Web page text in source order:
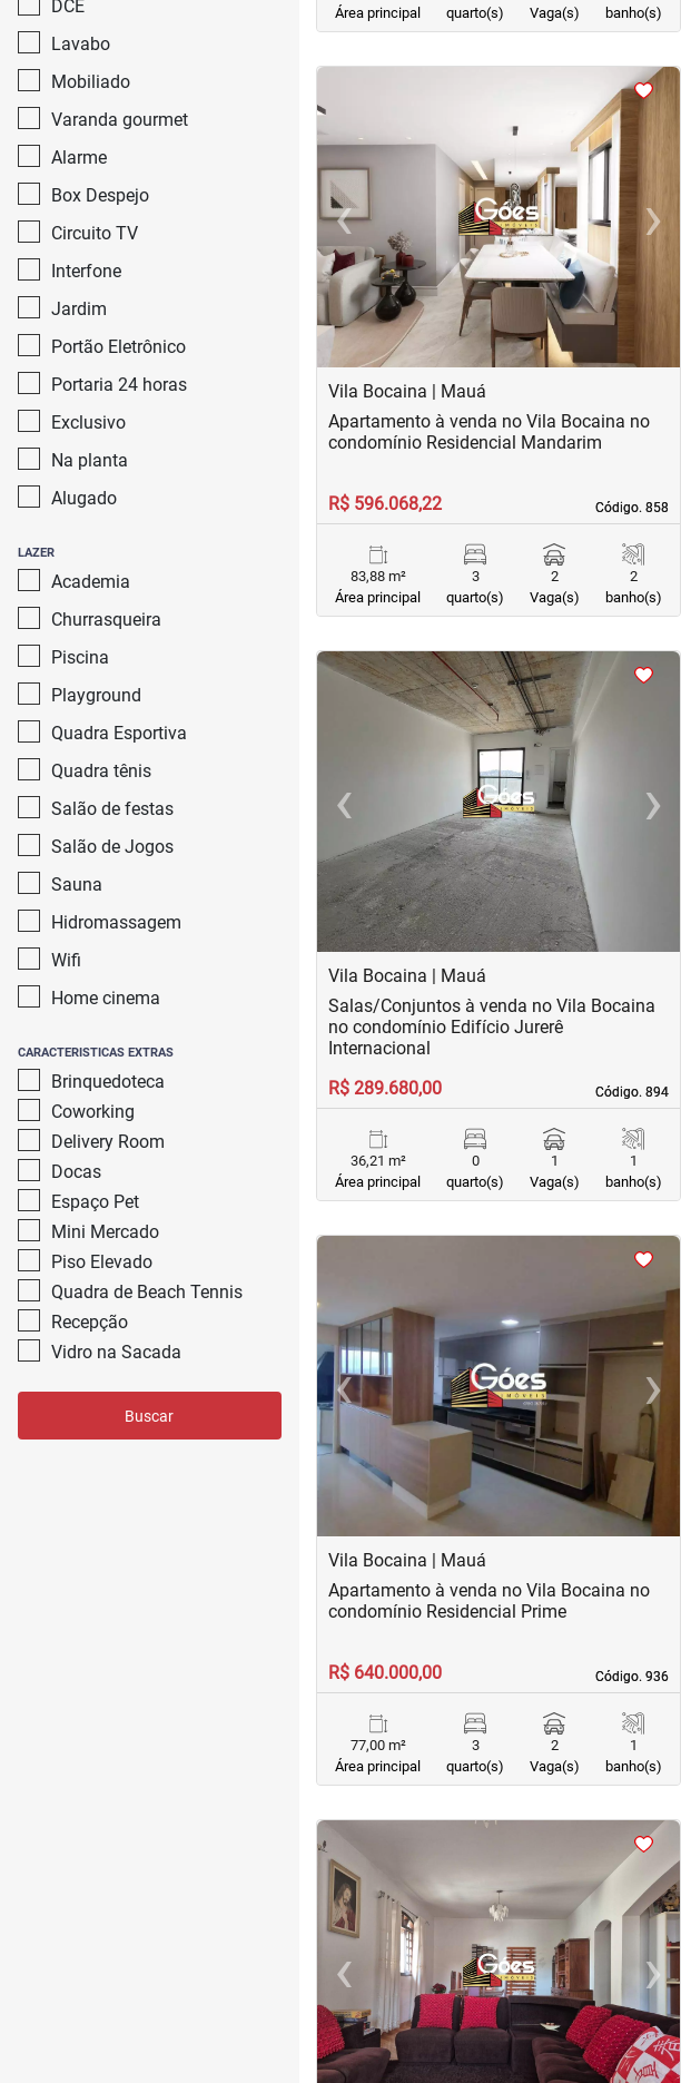
DCE
Lavabo
Mobiliado
Varanda gourmet
Alarme
Box Despejo
Circuito TV
Interfone
Jardim
Portão Eletrônico
Portaria 24 horas
Exclusivo
Na planta
Alugado
LAZER
Academia
Churrasqueira
Piscina
Playground
Quadra Esportiva
Quadra tênis
Salão de festas
Salão de Jogos
Sauna
Hidromassagem
Wifi
Home cinema
CARACTERISTICAS EXTRAS
Brinquedoteca
Coworking
Delivery Room
Docas
Espaço Pet
Mini Mercado
Piso Elevado
Quadra de Beach Tennis
Recepção
Vidro na Sacada
Buscar
Área principal
quarto(s)
Vaga(s)
banho(s)
‹Previous ›Next
Vila Bocaina | Mauá
Código. 858
Código. 858
Apartamento à venda no Vila Bocaina no
condomínio Residencial Mandarim
R$ 596.068,22
83,88 m²
Área principal
3
quarto(s)
2
Vaga(s)
2
banho(s)
<<<<
‹Previous ›Next
Vila Bocaina | Mauá
Código. 894
Código. 894
Salas/Conjuntos à venda no Vila Bocaina
no condomínio Edifício Jurerê
Internacional
R$ 289.680,00
36,21 m²
Área principal
0
quarto(s)
1
Vaga(s)
1
banho(s)
<
‹Previous ›Next
Vila Bocaina | Mauá
Código. 936
Código. 936
Apartamento à venda no Vila Bocaina no
condomínio Residencial Prime
R$ 640.000,00
77,00 m²
Área principal
3
quarto(s)
2
Vaga(s)
1
banho(s)
<
‹Previous ›Next